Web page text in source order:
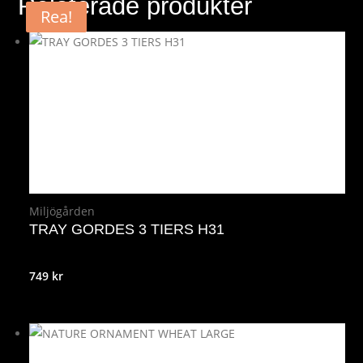
Relaterade produkter
Miljögården
TRAY GORDES 3 TIERS H31
749 kr
Rea!
Rea!